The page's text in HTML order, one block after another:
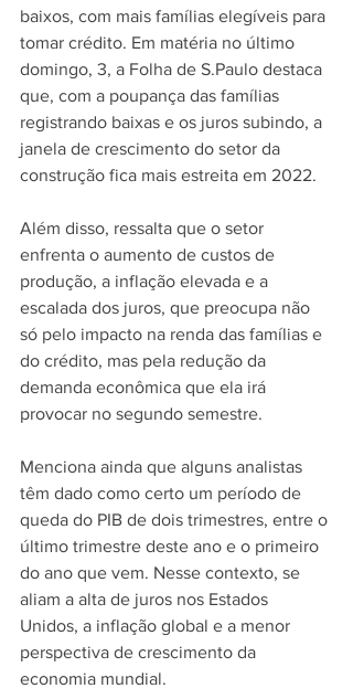
baixos, com mais famílias elegíveis para
tomar crédito. Em matéria no último
domingo, 3, a Folha de S.Paulo destaca
que, com a poupança das famílias
registrando baixas e os juros subindo, a
janela de crescimento do setor da
construção fica mais estreita em 2022.
Além disso, ressalta que o setor
enfrenta o aumento de custos de
produção, a inflação elevada e a
escalada dos juros, que preocupa não
só pelo impacto na renda das famílias e
do crédito, mas pela redução da
demanda econômica que ela irá
provocar no segundo semestre.
Menciona ainda que alguns analistas
têm dado como certo um período de
queda do PIB de dois trimestres, entre o
último trimestre deste ano e o primeiro
do ano que vem. Nesse contexto, se
aliam a alta de juros nos Estados
Unidos, a inflação global e a menor
perspectiva de crescimento da
economia mundial.